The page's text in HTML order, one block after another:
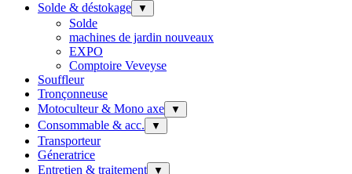
Solde & déstokage ▼
Solde
machines de jardin nouveaux
EXPO
Comptoire Veveyse
Souffleur
Tronçonneuse
Motoculteur & Mono axe
▼
Consommable & acc. ▼
Transporteur
Géneratrice
Entretien & traitement
▼